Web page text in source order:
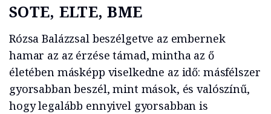
SOTE, ELTE, BME
Rózsa Balázzsal beszélgetve az embernek
hamar az az érzése támad, mintha az ő
életében másképp viselkedne az idő: másfélszer
gyorsabban beszél, mint mások, és valószínű,
hogy legalább ennyivel gyorsabban is